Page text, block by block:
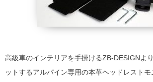
高級車のインテリアを手掛けるZB-DESIGNよ
ットするアルパイン専用の本革ヘッドレスト